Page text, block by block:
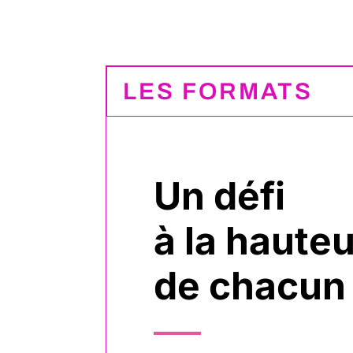
LES FORMATS
Un défi
à la
de